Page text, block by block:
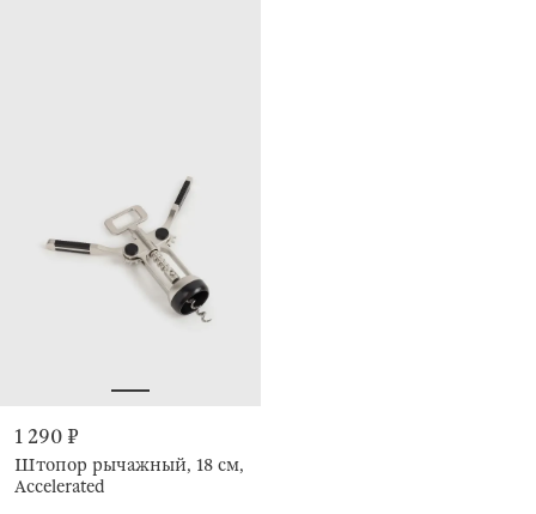
1 290 ₽
Штопор рычажный, 18 см,
Accelerated